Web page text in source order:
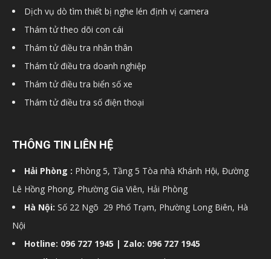
dịch
thám
Dịch vụ dò tìm thiết bị nghe lén định vị camera
Thám tử theo dõi con cái
Thám tử điều tra nhân thân
Thám tử điều tra doanh nghiệp
Thám tử điều tra biển số xe
Thám tử điều tra số điện thoại
THÔNG TIN LIÊN HỆ
Hải Phòng : Phòng 5, Tầng 5 Tòa nhà Khánh Hội, Đường
Lê Hồng Phong, Phường Gia Viên, Hải Phòng
Hà Nội: Số 22 Ngõ 29 Phố Trạm, Phường Long Biên, Hà
Nội
Hotline: 096 727 1945 | Zalo: 096 727 1945